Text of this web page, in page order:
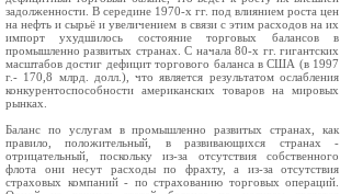
задолженности. В середине 1970-х гг. под влиянием роста цен
на нефть и сырьё и увеличением в связи с этим расходов на их
импорт ухудшилось состояние торговых балансов в
промышленно развитых странах. С начала 80-х гг. гигантских
масштабов достиг дефицит торгового баланса в США (в 1997
г.- 170,8 млрд. долл.), что является результатом ослабления
конкурентоспособности американских товаров на мировых
рынках.
Баланс по услугам в промышленно развитых странах, как
правило, положительный, в развивающихся странах -
отрицательный, поскольку из-за отсутствия собственного
флота они несут расходы по фрахту, а из-за отсутствия
страховых компаний - по страхованию торговых операций.